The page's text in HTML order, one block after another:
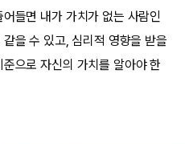
들면 내가 가치가 없는 사람인
을 수 있고, 심리적 영향을 받을
으로 자신의 가치를 알아야 한